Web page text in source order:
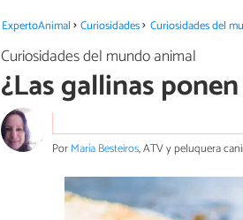
ExpertoAnimal Curiosidades Curiosidades del
Curiosidades del mundo animal
¿Las gallinas
PorMaría Besteiros, ATV y peluquera